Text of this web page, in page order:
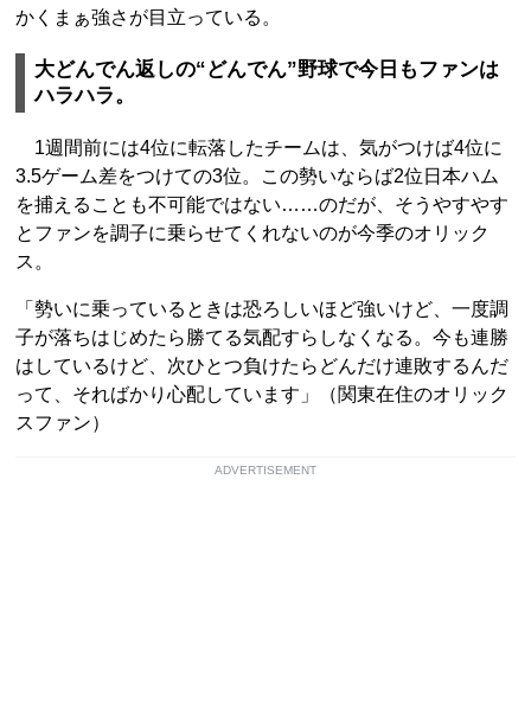
かくまぁ強さが目立っている。
大どんでん返しの“どんでん”野球で今日もファンは
ハラハラ。
1週間前には4位に転落したチームは、気がつけば4位に
3.5ゲーム差をつけての3位。この勢いならば2位日本ハム
を捕えることも不可能ではない……のだが、そうやすやす
とファンを調子に乗らせてくれないのが今季のオリック
ス。
「勢いに乗っているときは恐ろしいほど強いけど、一度調
子が落ちはじめたら勝てる気配すらしなくなる。今も連勝
はしているけど、次ひとつ負けたらどんだけ連敗するんだ
って、そればかり心配しています」（関東在住のオリック
スファン）
ADVERTISEMENT